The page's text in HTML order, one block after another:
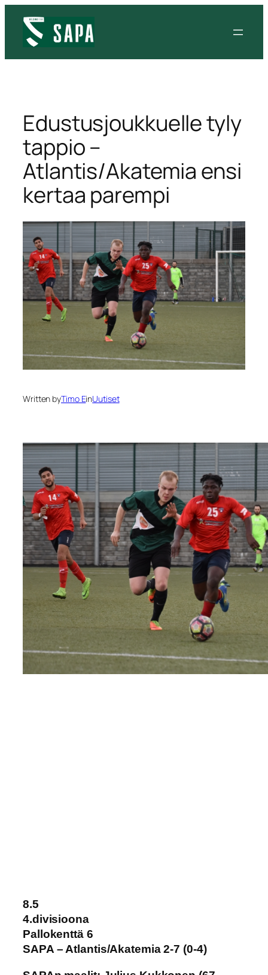
sisältöön
Edustusjoukkuelle tyly
tappio –
Atlantis/Akatemia ensi
kertaa parempi
Written byTimo EinUutiset
8.5
4.divisioona
Pallokenttä 6
SAPA – Atlantis/Akatemia 2-7 (0-4)